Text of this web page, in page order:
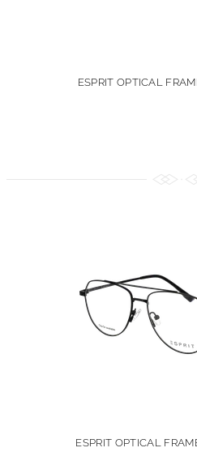
ESPRIT OPTICAL
ESPRIT OPTICAL